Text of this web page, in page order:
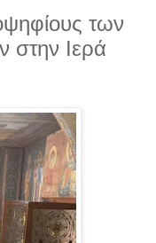
των
στην Ιερά